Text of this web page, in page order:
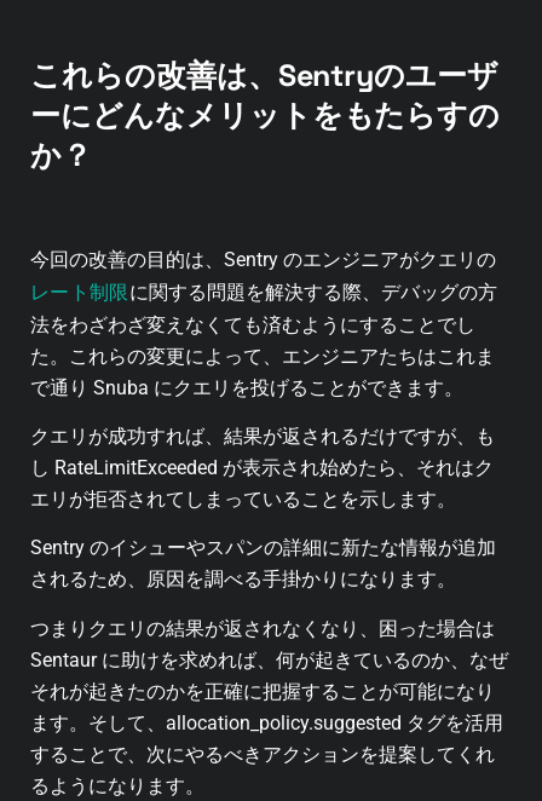
これらの改善は、Sentryのユーザ
ーにどんなメリットをもたらすの
か？
今回の改善の目的は、Sentry のエンジニアがクエリの
レート制限 に関する問題を解決する際、デバッグの方
法をわざわざ変えなくても済むようにすることでし
た。これらの変更によって、エンジニアたちはこれま
で通り Snuba にクエリを投げることができます。
クエリが成功すれば、結果が返されるだけですが、
も
し RateLimitExceeded が表示され始めたら、それはク
エリが拒否されてしまっていることを示します。
Sentry のイシューやスパンの詳細に新たな情報が追加
されるため、原因を調べる手掛かりになります。
つまりクエリの結果が返されなくなり、困った場合は
Sentaur に助けを求めれば、何が起きているのか、なぜ
それが起きたのかを正確に把握することが可能になり
ます。そして、allocation_policy.suggested タグを活用
することで、次にやるべきアクションを提案してくれ
るようになります。